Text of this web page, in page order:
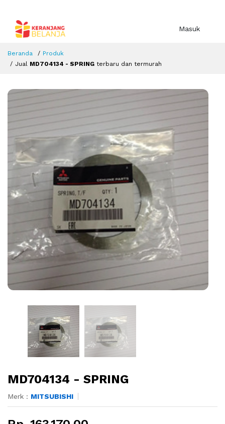
Masuk
Beranda
Produk
Jual MD704134 - SPRING terbaru dan termurah
MD704134 - SPRING
Merk : MITSUBISHI